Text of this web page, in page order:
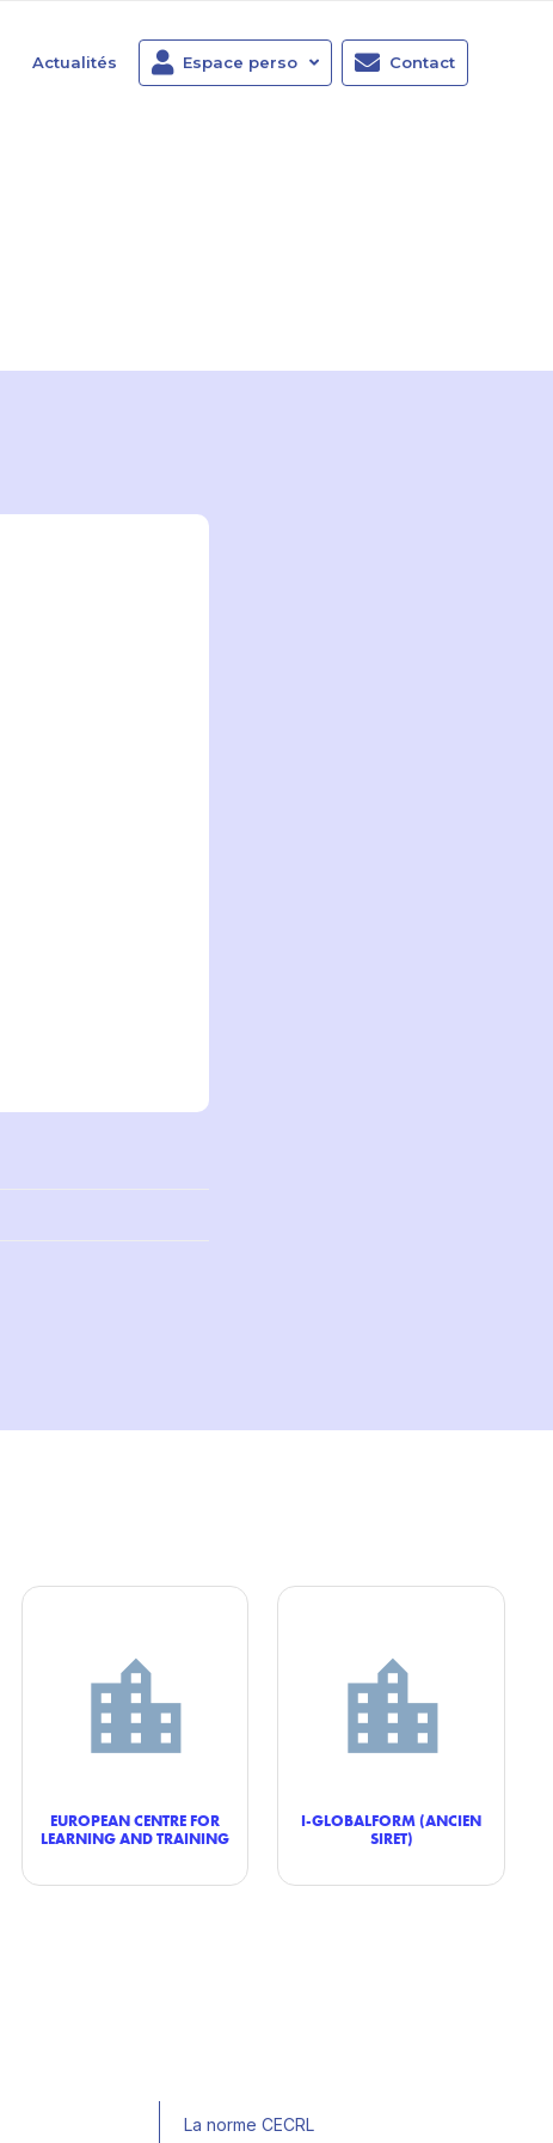
Actualités Espace perso Contact
EUROPEAN CENTRE FOR
LEARNING AND TRAINING
I-GLOBALFORM (ANCIEN
SIRET)
La norme CECRL